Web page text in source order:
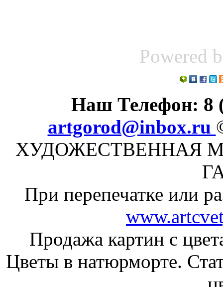
Powered
Наш Телефон: 8
artgorod@inbox.ru
ХУДОЖЕСТВЕННАЯ
При перепечатке или
Продажа картин с
Цветы в натюрморте.